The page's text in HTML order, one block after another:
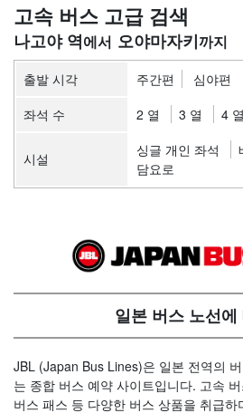
고속 버스 고급 검색
나고야 역 오야마자키
출발 시각 주간편
심야편
좌석 수
2 열 3 열 4 열
시설 싱글 개인 좌석
담요로
일본 버스 노선에
JBL (Japan Bus Lines)은 일본 전역의
는 종합 버스 예약 사이트입니다. 고속
버스 패스 등 다양한 버스 상품을 취급